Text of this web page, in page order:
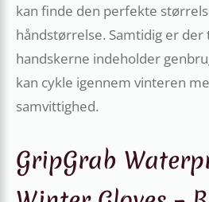
kan finde den perfekte
håndstørrelse. Samtidig er
handskerne indeholder
kan cykle igennem vinteren
samvittighed.
GripGrab